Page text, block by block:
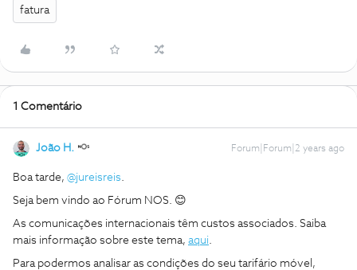
fatura
1 Comentário
João H. Forum|Forum|2 years ago
Boa tarde, @jureisreis.
Seja bem vindo ao Fórum NOS. 😊
As comunicações internacionais têm custos associados. Saiba
mais informação sobre este tema, aqui.
Para podermos analisar as condições do seu tarifário móvel,